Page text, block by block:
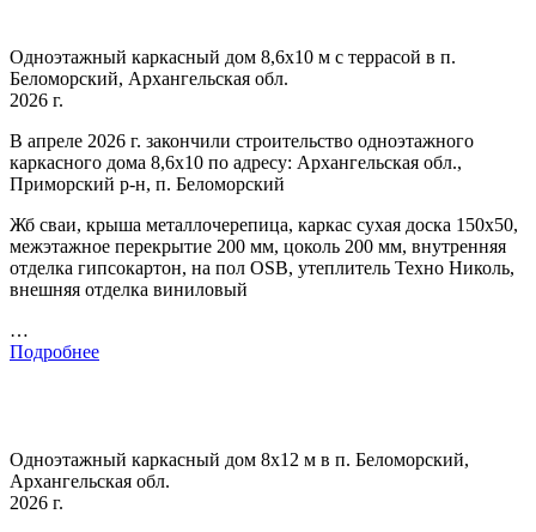
Одноэтажный каркасный дом 8,6х10 м с террасой в п.
Беломорский, Архангельская обл.
2026 г.
В апреле 2026 г. закончили строительство одноэтажного
каркасного дома 8,6х10 по адресу: Архангельская обл.,
Приморский р-н, п. Беломорский
Жб сваи, крыша металлочерепица, каркас сухая доска 150х50,
межэтажное перекрытие 200 мм, цоколь 200 мм, внутренняя
отделка гипсокартон, на пол OSB, утеплитель Техно Николь,
внешняя отделка виниловый
…
Подробнее
Одноэтажный каркасный дом 8х12 м в п. Беломорский,
Архангельская обл.
2026 г.